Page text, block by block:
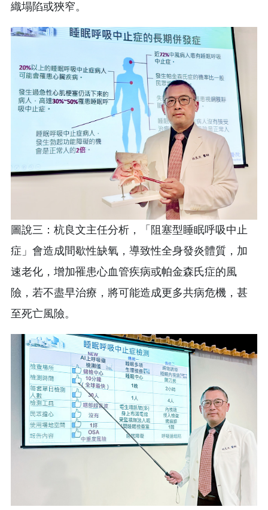
織塌陷或狹窄。
圖說三：杭良文主任分析，「阻塞型睡眠呼吸中止
症」會造成間歇性缺氧，導致性全身發炎體質，加
速老化，增加罹患心血管疾病或帕金森氏症的風
險，若不盡早治療，將可能造成更多共病危機，甚
至死亡風險。